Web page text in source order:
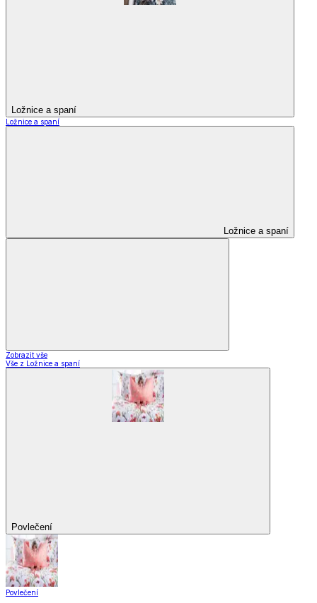
Ložnice a spaní
Ložnice a spaní
Ložnice a spaní
Zobrazit vše
Vše z Ložnice a spaní
Povlečení
Povlečení